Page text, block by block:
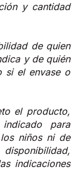
y cantidad
de quien
y de quién
si el envase o
el producto,
para
niños ni de
indicaciones